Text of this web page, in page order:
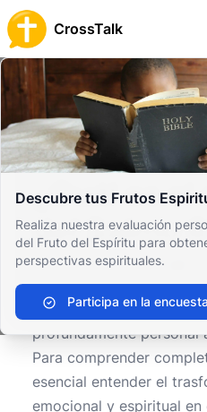
CrossTalk
Descubre tus Frutos
Realiza nuestra evaluación
del Fruto del Espíritu para
perspectivas espirituales.
Participa en la
Inicio
Archivo de Preguntas
Antiguo Testamento
Sabiduría y Poesía
¿Cuál es el contexto del
¿Cuál es
del Salmo
0 0 467
ElSalmo 61es una
profundamente personal
Para comprender
esencial entender el
emocional y espiritual